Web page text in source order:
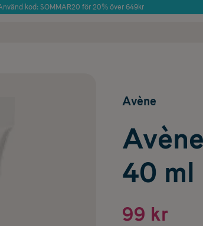
kod: SOMMAR20 för 20% över 649kr
Avène
40 ml
99 kr